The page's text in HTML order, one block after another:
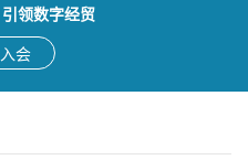
领数字经贸
会